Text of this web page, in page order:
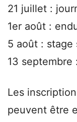
21 juillet :
1er août :
5 août : stage
13
Les
peuvent être